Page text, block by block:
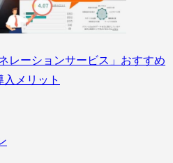
レーションサービス」おすすめ
メリット